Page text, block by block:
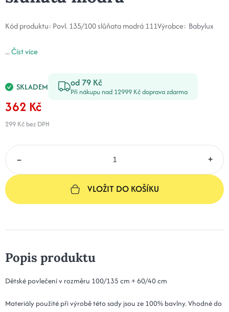
Kód produktu: Povl. 135/100 slůňata modrá 111Výrobce: Babylux
...Číst více
SKLADEM od 79 Kč
Při nákupu nad 12999 Kč doprava zdarma
362 Kč
299 Kč bez DPH
– +
VLOŽIT DO KOŠÍKU
Popis produktu
Dětské povlečení v rozměru 100/135 cm + 60/40 cm
Materiály použité při výrobě této sady jsou ze 100% bavlny. Vhodné do